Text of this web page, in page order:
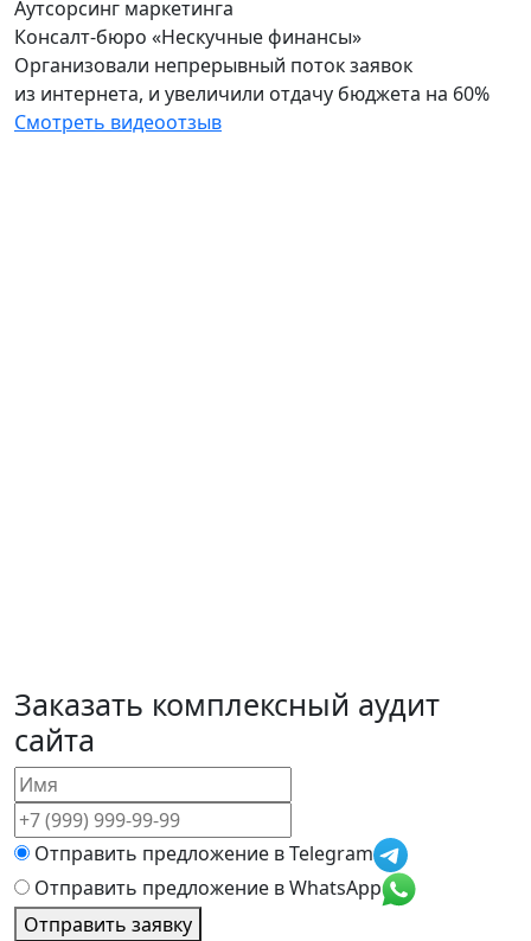
Аутсорсинг маркетинга
Консалт-бюро «Нескучные финансы»
Организовали непрерывный поток заявок
из интернета, и увеличили отдачу бюджета на 60%
Смотреть видеоотзыв
Заказать комплексный аудит
сайта
Отправить предложение в Telegram
Отправить предложение в WhatsApp
Отправить заявку